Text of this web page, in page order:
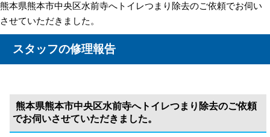
熊本県熊本市中央区水前寺へトイレつまり除去のご依頼でお伺い
させていただきました。
スタッフの修理報告
熊本県熊本市中央区水前寺へトイレつまり除去のご依頼
でお伺いさせていただきました。